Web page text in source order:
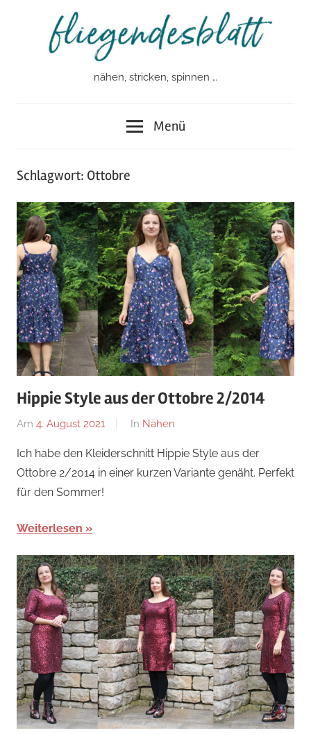
fliegendesblatt
nähen, stricken, spinnen …
Menü
Schlagwort: Ottobre
Hippie Style aus der Ottobre 2/2014
Am 4. August 2021
Von
In Nähen
Ich habe den Kleiderschnitt Hippie Style aus der
Ottobre 2/2014 in einer kurzen Variante genäht. Perfekt
für den Sommer!
Weiterlesen